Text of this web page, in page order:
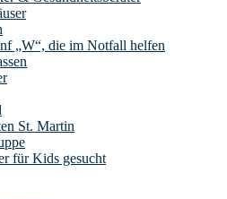
„W“, die im Notfall helfen
St. Martin
für Kids gesucht